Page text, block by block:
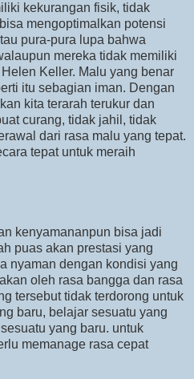
kekurangan fisik, tidak
mengoptimalkan potensi
pura-pura lupa bahwa
mereka tidak memiliki
Keller. Malu yang benar
itu sebagian iman. Dengan
kita terarah terukur dan
curang, tidak jahil, tidak
dari rasa malu yang tepat.
tepat untuk meraih
kenyamananpun bisa jadi
puas akan prestasi yang
nyaman dengan kondisi yang
oleh rasa bangga dan rasa
tersebut tidak terdorong untuk
baru, belajar sesuatu yang
yang baru. untuk
memanage rasa cepat